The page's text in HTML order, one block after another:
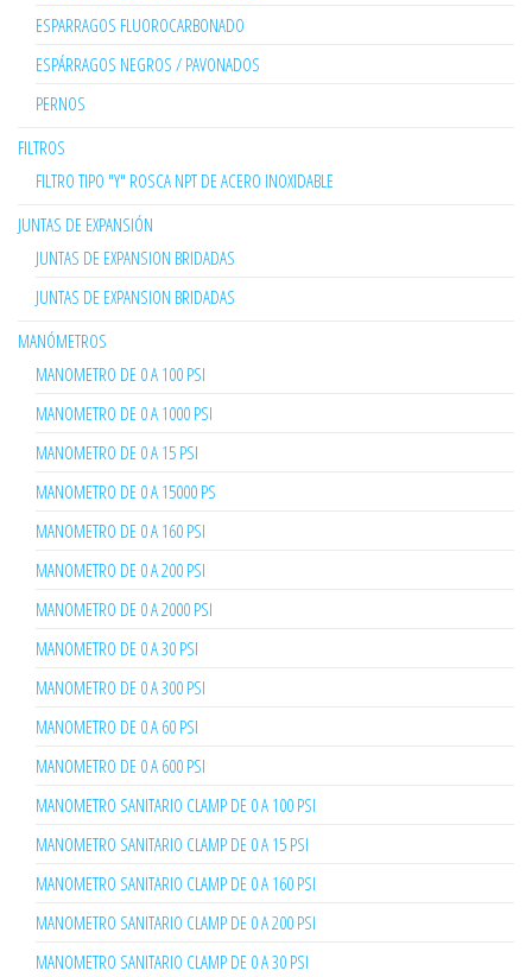
ESPARRAGOS FLUOROCARBONADO
ESPÁRRAGOS NEGROS / PAVONADOS
PERNOS
FILTROS
FILTRO TIPO "Y" ROSCA NPT DE ACERO INOXIDABLE
JUNTAS DE EXPANSIÓN
JUNTAS DE EXPANSION BRIDADAS
JUNTAS DE EXPANSION BRIDADAS
MANÓMETROS
MANOMETRO DE 0 A 100 PSI
MANOMETRO DE 0 A 1000 PSI
MANOMETRO DE 0 A 15 PSI
MANOMETRO DE 0 A 15000 PS
MANOMETRO DE 0 A 160 PSI
MANOMETRO DE 0 A 200 PSI
MANOMETRO DE 0 A 2000 PSI
MANOMETRO DE 0 A 30 PSI
MANOMETRO DE 0 A 300 PSI
MANOMETRO DE 0 A 60 PSI
MANOMETRO DE 0 A 600 PSI
MANOMETRO SANITARIO CLAMP DE 0 A 100 PSI
MANOMETRO SANITARIO CLAMP DE 0 A 15 PSI
MANOMETRO SANITARIO CLAMP DE 0 A 160 PSI
MANOMETRO SANITARIO CLAMP DE 0 A 200 PSI
MANOMETRO SANITARIO CLAMP DE 0 A 30 PSI